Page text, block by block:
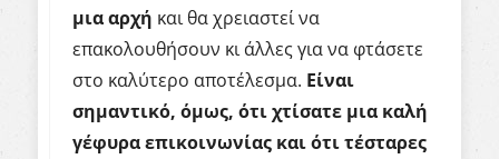
μια αρχή και θα χρειαστεί να
επακολουθήσουν κι άλλες για να φτάσετε
στο καλύτερο αποτέλεσμα. Είναι
σημαντικό, όμως, ότι χτίσατε μια καλή
γέφυρα επικοινωνίας και ότι τέσταρες